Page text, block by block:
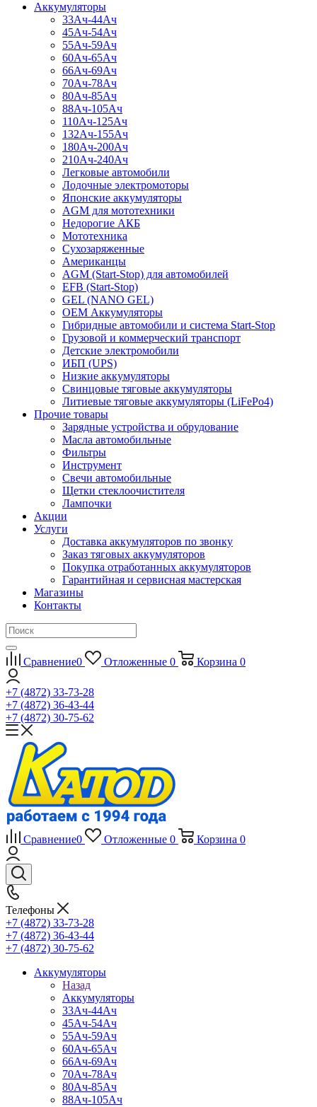
Аккумуляторы
33Ач-44Ач
45Ач-54Ач
55Ач-59Ач
60Ач-65Ач
66Ач-69Ач
70Ач-78Ач
80Ач-85Ач
88Ач-105Ач
110Ач-125Ач
132Ач-155Ач
180Ач-200Ач
210Ач-240Ач
Легковые автомобили
Лодочные электромоторы
Японские аккумуляторы
AGM для мототехники
Недорогие АКБ
Мототехника
Сухозаряженные
Американцы
AGM (Start-Stop) для автомобилей
EFB (Start-Stop)
GEL (NANO GEL)
OEM Аккумуляторы
Гибридные автомобили и система Start-Stop
Грузовой и коммерческий транспорт
Детские электромобили
ИБП (UPS)
Низкие аккумуляторы
Свинцовые тяговые аккумуляторы
Литиевые тяговые аккумуляторы (LiFePo4)
Прочие товары
Зарядные устройства и обрудование
Масла автомобильные
Фильтры
Инструмент
Свечи автомобильные
Щетки стеклоочистителя
Лампочки
Акции
Услуги
Доставка аккумуляторов по звонку
Заказ тяговых аккумуляторов
Покупка отработанных аккумуляторов
Гарантийная и сервисная мастерская
Магазины
Контакты
Сравнение0 Отложенные 0 Корзина 0
+7 (4872) 33-73-28
+7 (4872) 36-43-44
+7 (4872) 30-75-62
Сравнение0 Отложенные 0 Корзина 0
Телефоны
+7 (4872) 33-73-28
+7 (4872) 36-43-44
+7 (4872) 30-75-62
Аккумуляторы
Назад
Аккумуляторы
33Ач-44Ач
45Ач-54Ач
55Ач-59Ач
60Ач-65Ач
66Ач-69Ач
70Ач-78Ач
80Ач-85Ач
88Ач-105Ач